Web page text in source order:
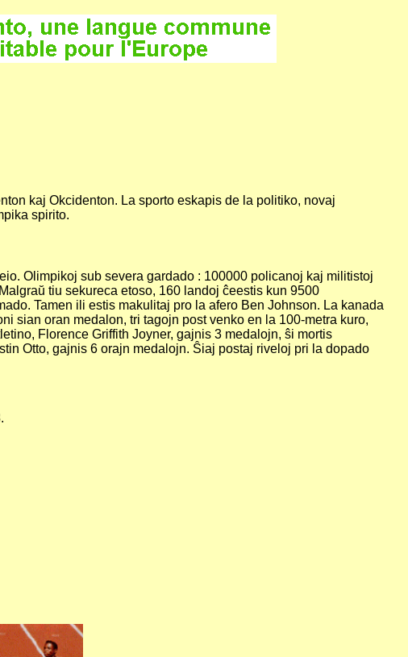
kaj Okcidenton. La sporto eskapis de la politiko, novaj
spirito.
Olimpikoj sub severa gardado : 100000 policanoj kaj militistoj
tiu sekureca etoso, 160 landoj ĉeestis kun 9500
Tamen ili estis makulitaj pro la afero Ben Johnson. La kanada
sian oran medalon, tri tagojn post venko en la 100-metra kuro,
Florence Griffith Joyner, gajnis 3 medalojn, ŝi mortis
Otto, gajnis 6 orajn medalojn. Ŝiaj postaj riveloj pri la dopado